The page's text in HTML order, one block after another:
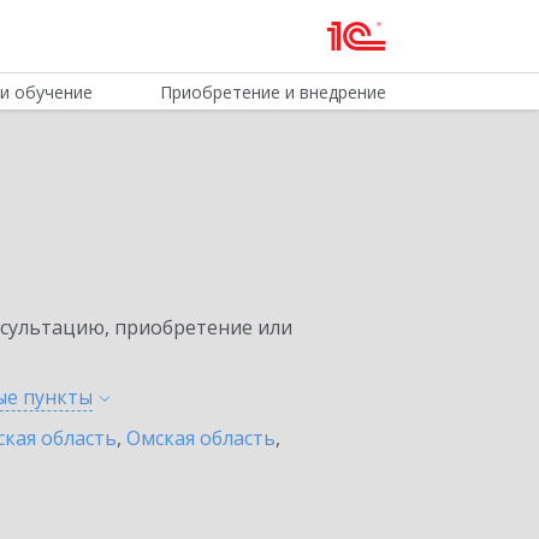
обучение Приобретение и внедрение
приобретение или
пункты
область, Омская область,